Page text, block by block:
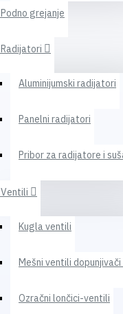
Podno grejanje
Radijatori
Aluminijumski radijatori
Panelni radijatori
Pribor za radijatore i
Ventili
Kugla ventili
Mešni ventili
Ozračni lončici-ventili